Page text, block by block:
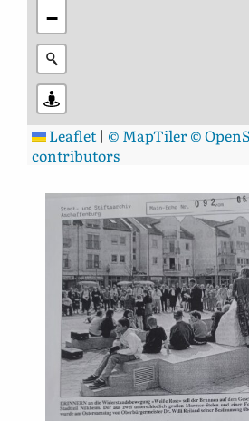
−
Leaflet | © MapTiler©
contributors